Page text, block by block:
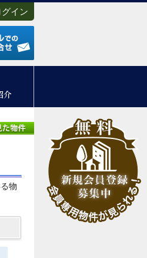
イン
介
物